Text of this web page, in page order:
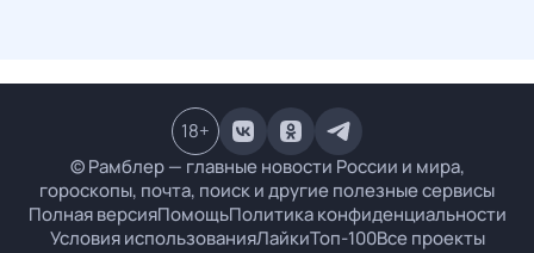
© Рамблер — главные новости России и мира,
гороскопы, почта, поиск и другие полезные сервисы
Полная версияПомощьПолитика конфиденциальности
Условия использованияЛайкиТоп-100Все проекты
18+